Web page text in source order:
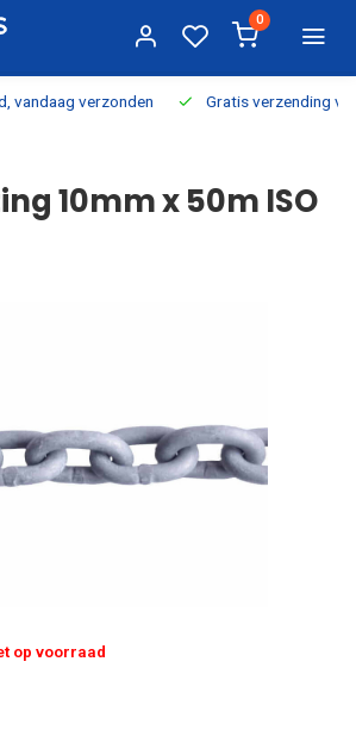
0
vandaag verzonden Gratis verzending
10mm x 50m ISO
op voorraad